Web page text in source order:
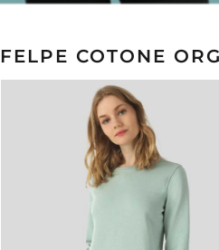
FELPE COTONE